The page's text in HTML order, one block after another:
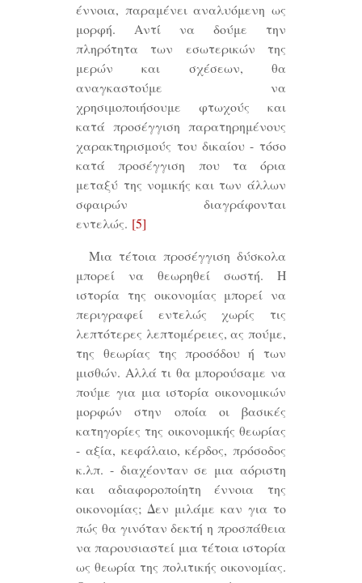
έννοια, παραμένει αναλυόμενη ως
μορφή. Αντί να δούμε την
πληρότητα των εσωτερικών της
μερών και σχέσεων, θα
αναγκαστούμε να
χρησιμοποιήσουμε φτωχούς και
κατά προσέγγιση παρατηρημένους
χαρακτηρισμούς του δικαίου - τόσο
κατά προσέγγιση που τα όρια
μεταξύ της νομικής και των άλλων
σφαιρών διαγράφονται
εντελώς. [5]
Μια τέτοια προσέγγιση δύσκολα
μπορεί να θεωρηθεί σωστή. Η
ιστορία της οικονομίας μπορεί να
περιγραφεί εντελώς χωρίς τις
λεπτότερες λεπτομέρειες, ας πούμε,
της θεωρίας της προσόδου ή των
μισθών. Αλλά τι θα μπορούσαμε να
πούμε για μια ιστορία οικονομικών
μορφών στην οποία οι βασικές
κατηγορίες της οικονομικής θεωρίας
- αξία, κεφάλαιο, κέρδος, πρόσοδος
κ.λπ. - διαχέονταν σε μια αόριστη
και αδιαφοροποίητη έννοια της
οικονομίας; Δεν μιλάμε καν για το
πώς θα γινόταν δεκτή η προσπάθεια
να παρουσιαστεί μια τέτοια ιστορία
ως θεωρία της πολιτικής οικονομίας.